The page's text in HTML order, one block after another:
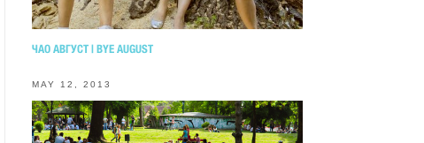
ЧАО АВГУСТ | BYE AUGUST
MAY 12, 2013